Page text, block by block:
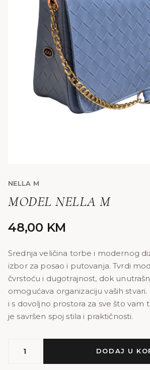
NELLA M
MODEL NELLA M
48,00 KM
Srednja veličina torbe i modernog
izbor za posao i putovanja. Tvrdi
čvrstoću i dugotrajnost, dok
omogućava organizaciju vaših
i s dovoljno prostora za sve što vam
je savršen spoj stila i praktičnosti.
NELLA
DODAJ U